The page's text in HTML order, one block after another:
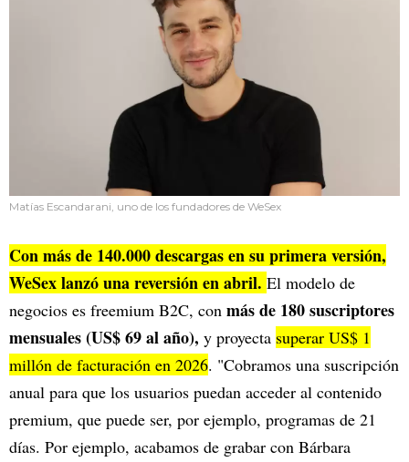
Matías Escandarani, uno de los fundadores de WeSex
Con más de 140.000 descargas en su primera versión,
WeSex lanzó una reversión en abril. El modelo de
negocios es freemium B2C, con más de 180 suscriptores
mensuales (US$ 69 al año), y proyecta superar US$ 1
millón de facturación en 2026. "Cobramos una suscripción
anual para que los usuarios puedan acceder al contenido
premium, que puede ser, por ejemplo, programas de 21
días. Por ejemplo, acabamos de grabar con Bárbara